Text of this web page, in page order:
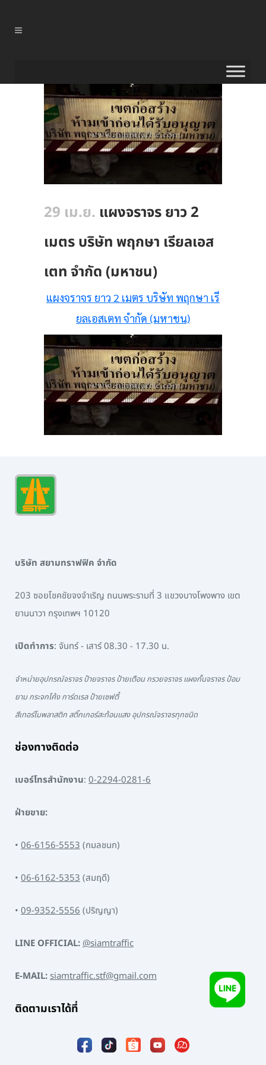
29 เม.ย. แผงจราจร ยาว 2
เมตร บริษัท พฤกษา เรียลเอส
เตท จำกัด (มหาชน)
แผงจราจร ยาว 2 เมตร บริษัท พฤกษา เรี
ยลเอสเตท จำกัด (มหาชน)
บริษัท สยามทราฟฟิค จำกัด
203 ซอยโชคชัยจงจำเริญ ถนนพระรามที่ 3 แขวงบางโพงพาง เขต
ยานนาวา กรุงเทพฯ 10120
เปิดทำการ: จันทร์ - เสาร์ 08.30 - 17.30 น.
จำหน่ายอุปกรณ์จราจร ป้ายจราจร ป้ายเตือน กรวยจราจร แผงกั้นจราจร ป้อม
ยาม กระจกโค้ง การ์ดเรล ป้ายเซฟตี้
สีเทอร์โมพลาสติก สติ๊กเกอร์สะท้อนแสง อุปกรณ์จราจรทุกชนิด
ช่องทางติดต่อ
เบอร์โทรสำนักงาน: 0-2294-0281-6
ฝ่ายขาย:
• 06-6156-5553(กมลชนก)
• 06-6162-5353(สมฤดี)
• 09-9352-5556(ปริญญา)
LINE OFFICIAL:@siamtraffic
E-MAIL:siamtraffic.stf@gmail.com
ติดตามเราได้ที่